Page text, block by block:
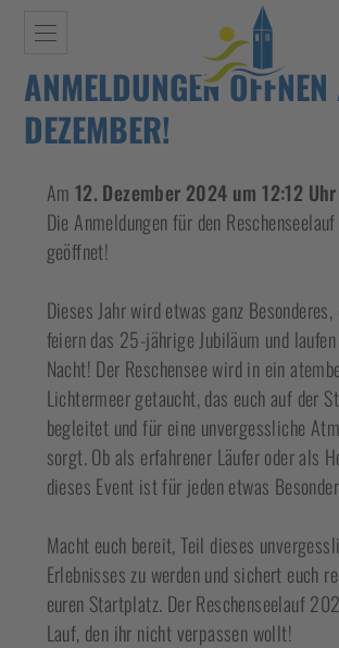
ANMELDUNGEN
DEZEMBER!
Am 12. Dezember 2024 um 12:12 Uhr
Die Anmeldungen für den
geöffnet!
Dieses Jahr wird etwas ganz
feiern das 25-jährige Jubiläum und
Nacht! Der Reschensee wird in ein
Lichtermeer getaucht, das euch auf der
begleitet und für eine unvergessliche
sorgt. Ob als erfahrener Läufer oder als
dieses Event ist für jeden etwas
Macht euch bereit, Teil dieses
Erlebnisses zu werden und sichert euch
euren Startplatz. Der Reschenseelauf
Lauf, den ihr nicht verpassen wollt!